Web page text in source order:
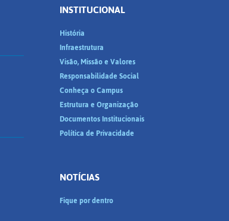
INSTITUCIONAL
História
Infraestrutura
Visão, Missão e Valores
Responsabilidade Social
Conheça o Campus
Estrutura e Organização
Documentos Institucionais
Política de Privacidade
NOTÍCIAS
Fique por dentro